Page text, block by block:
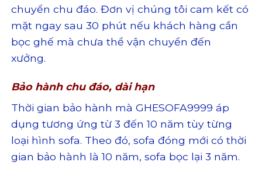
chuyển chu đáo. Đơn vị chúng tôi cam kết có
mặt ngay sau 30 phút nếu khách hàng cần
bọc ghế mà chưa thể vận chuyển đến
xưởng.
Bảo hành chu đáo, dài hạn
Thời gian bảo hành mà GHESOFA9999 áp
dụng tương ứng từ 3 đến 10 năm tùy từng
loại hình sofa. Theo đó, sofa đóng mới có thời
gian bảo hành là 10 năm, sofa bọc lại 3 năm.